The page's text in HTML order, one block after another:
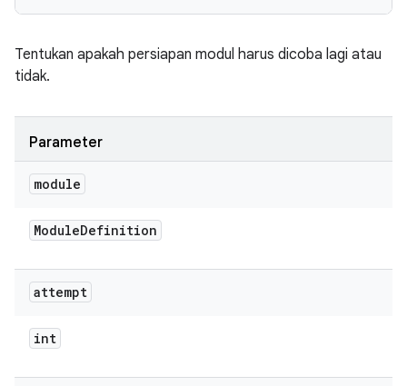
Tentukan apakah persiapan modul harus dicoba lagi atau
tidak.
Parameter
module
ModuleDefinition
attempt
int